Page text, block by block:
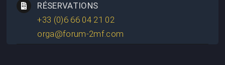
RÉSERVATIONS
+33 (0)6 66 04 21 02
orga@forum-2mf.com